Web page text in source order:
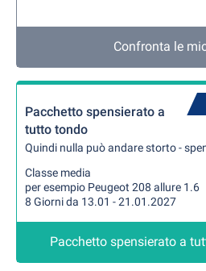
Confronta le
Pacchetto spensierato a
tutto tondo
Quindi nulla può andare storto -
Classe media
per esempio Peugeot 208 allure 1.6
8 Giorni da 13.01 - 21.01.2027
Pacchetto spensierato a